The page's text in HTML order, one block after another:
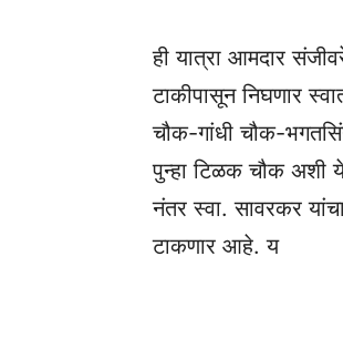
ही यात्रा आमदार
टाकीपासून निघणार
चौक-गांधी चौक-
पुन्हा टिळक चौक अशी
नंतर स्वा. सावरकर
टाकणार आहे. य